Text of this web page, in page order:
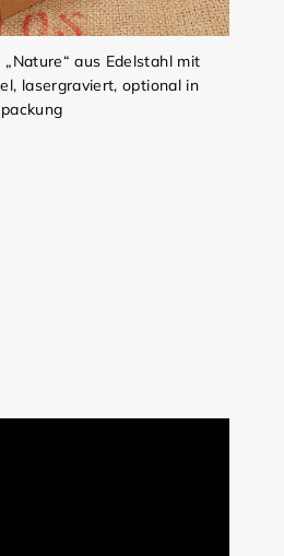
„Nature“ aus Edelstahl mit
lasergraviert, optional in